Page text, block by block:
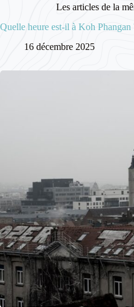
Les articles de la
Quelle heure est-il à Koh
16 décembre 2025